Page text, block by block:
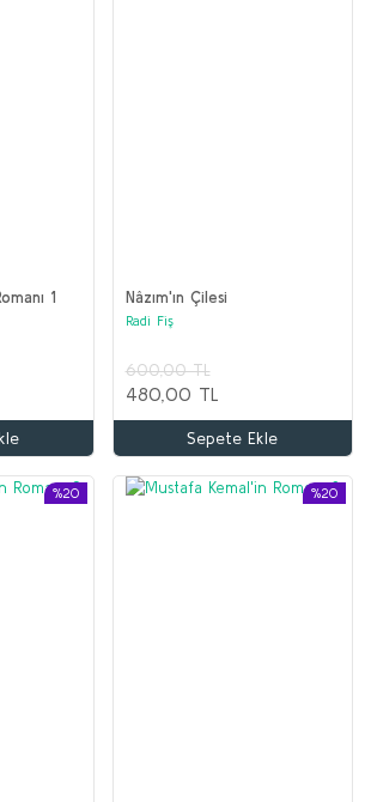
1 Nâzım'ın Çilesi
Radi Fiş
600,00 TL
480,00 TL
Sepete Ekle
%20 %20